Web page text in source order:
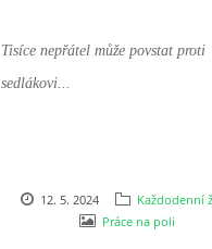
Tisíce nepřátel může povstat proti
sedlákovi...
12. 5. 2024
Každodenní
Práce na poli